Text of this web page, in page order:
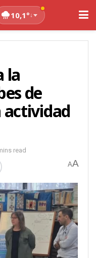
10,1°↓
la
de
actividad
read
AA